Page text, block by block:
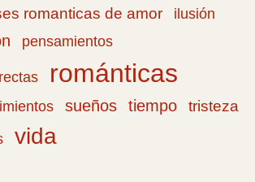
romanticas de amor
ilusión
pensamientos
románticas
sueños tiempo
tristeza
vida